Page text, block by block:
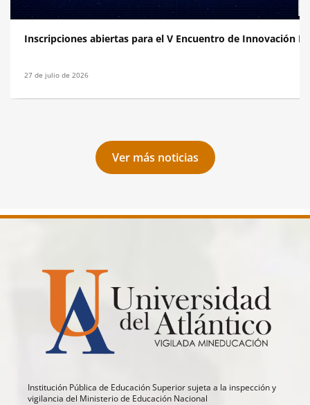
Leer más
Inscripciones abiertas para el V Encuentro de Innovación
27 de julio de 2026
Ver más noticias
Institución Pública de Educación Superior sujeta a la inspección y
vigilancia del Ministerio de Educación Nacional